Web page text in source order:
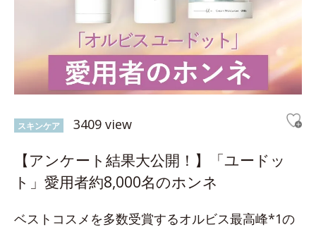
スキンケア 3409 view
【アンケート結果大公開！】「ユードッ
ト」愛用者約8,000名のホンネ
ベストコスメを多数受賞するオルビス最高峰*1の